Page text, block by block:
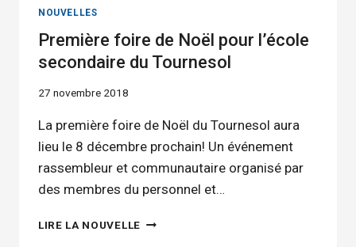
NOUVELLES
Première foire de Noël pour l’école
secondaire du Tournesol
27 novembre 2018
La première foire de Noël du Tournesol aura
lieu le 8 décembre prochain! Un événement
rassembleur et communautaire organisé par
des membres du personnel et…
LIRE LA NOUVELLEPREMIÈRE